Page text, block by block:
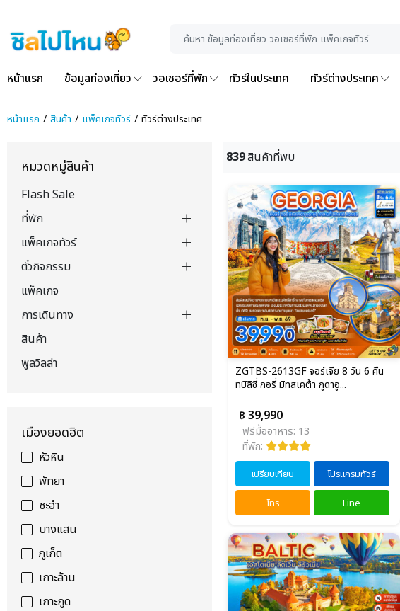
หน้าแรก ข้อมูลท่องเที่ยว วอเชอร์ที่พัก ทัวร์ในประเทศ ทัวร์ต่างประเทศ
หน้าแรก สินค้า แพ็คเกจทัวร์ ทัวร์ต่างประเทศ
หมวดหมู่สินค้า
Flash Sale
ที่พัก
แพ็คเกจทัวร์
ตั๋วกิจกรรม
แพ็คเกจ
การเดินทาง
สินค้า
พูลวิลล่า
เมืองยอดฮิต
หัวหิน
พัทยา
ชะอำ
บางแสน
ภูเก็ต
เกาะล้าน
เกาะกูด
839สินค้าที่พบ
ZGTBS-2613GF จอร์เจีย 8 วัน 6 คืน
ทบิลิซี่ กอรี่ มิทสเคต้า กูดาอู...
฿ 39,990
ฟรีมื้ออาหาร: 13
ที่พัก:
เปรียบเทียบ โปรแกรมทัวร์
โทร Line